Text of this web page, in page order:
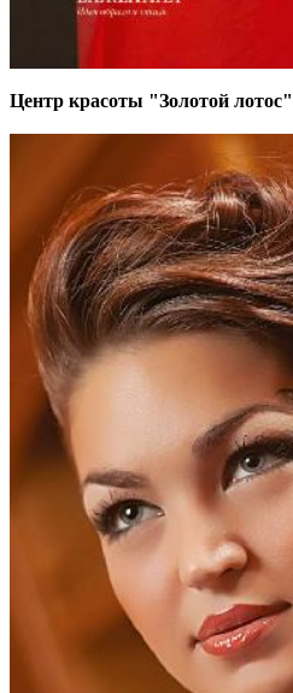
Центр красоты "Золотой лотос"